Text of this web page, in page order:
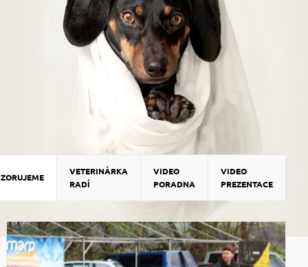
VETERINÁRKA
RADÍ
VIDEO
PORADNA
VIDEO
PREZENTACE